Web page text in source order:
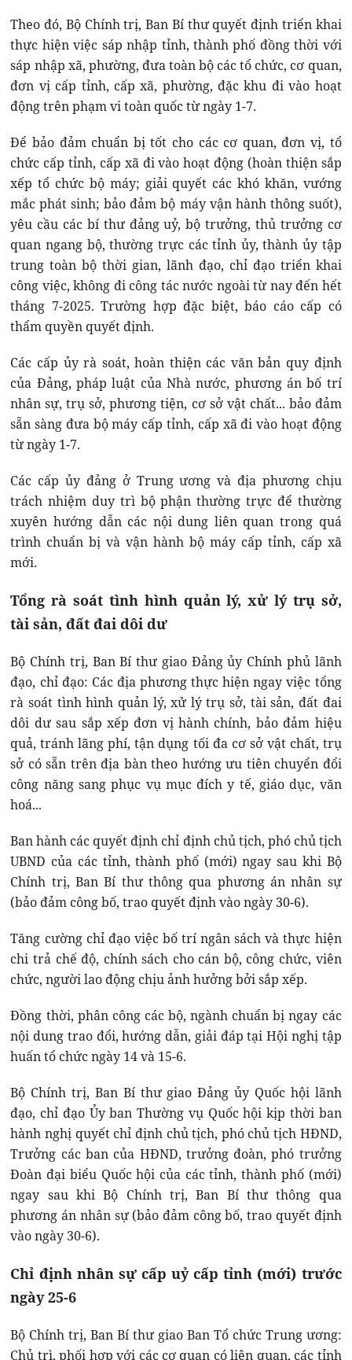
Theo đó, Bộ Chính trị, Ban Bí thư quyết định triển khai
thực hiện việc sáp nhập tỉnh, thành phố đồng thời với
sáp nhập xã, phường, đưa toàn bộ các tổ chức, cơ quan,
đơn vị cấp tỉnh, cấp xã, phường, đặc khu đi vào hoạt
động trên phạm vi toàn quốc từ ngày 1-7.
Để bảo đảm chuẩn bị tốt cho các cơ quan, đơn vị, tổ
chức cấp tỉnh, cấp xã đi vào hoạt động (hoàn thiện sắp
xếp tổ chức bộ máy; giải quyết các khó khăn, vướng
mắc phát sinh; bảo đảm bộ máy vận hành thông suốt),
yêu cầu các bí thư đảng uỷ, bộ trưởng, thủ trưởng cơ
quan ngang bộ, thường trực các tỉnh ủy, thành ủy tập
trung toàn bộ thời gian, lãnh đạo, chỉ đạo triển khai
công việc, không đi công tác nước ngoài từ nay đến hết
tháng 7-2025. Trường hợp đặc biệt, báo cáo cấp có
thẩm quyền quyết định.
Các cấp ủy rà soát, hoàn thiện các văn bản quy định
của Đảng, pháp luật của Nhà nước, phương án bố trí
nhân sự, trụ sở, phương tiện, cơ sở vật chất... bảo đảm
sẵn sàng đưa bộ máy cấp tỉnh, cấp xã đi vào hoạt động
từ ngày 1-7.
Các cấp ủy đảng ở Trung ương và địa phương chịu
trách nhiệm duy trì bộ phận thường trực để thường
xuyên hướng dẫn các nội dung liên quan trong quá
trình chuẩn bị và vận hành bộ máy cấp tỉnh, cấp xã
mới.
Tổng rà soát tình hình quản lý, xử lý trụ sở,
tài sản, đất đai dôi dư
Bộ Chính trị, Ban Bí thư giao Đảng ủy Chính phủ lãnh
đạo, chỉ đạo: Các địa phương thực hiện ngay việc tổng
rà soát tình hình quản lý, xử lý trụ sở, tài sản, đất đai
dôi dư sau sắp xếp đơn vị hành chính, bảo đảm hiệu
quả, tránh lãng phí, tận dụng tối đa cơ sở vật chất, trụ
sở có sẵn trên địa bàn theo hướng ưu tiên chuyển đổi
công năng sang phục vụ mục đích y tế, giáo dục, văn
hoá...
Ban hành các quyết định chỉ định chủ tịch, phó chủ tịch
UBND của các tỉnh, thành phố (mới) ngay sau khi Bộ
Chính trị, Ban Bí thư thông qua phương án nhân sự
(bảo đảm công bố, trao quyết định vào ngày 30-6).
Tăng cường chỉ đạo việc bố trí ngân sách và thực hiện
chi trả chế độ, chính sách cho cán bộ, công chức, viên
chức, người lao động chịu ảnh hưởng bởi sắp xếp.
Đồng thời, phân công các bộ, ngành chuẩn bị ngay các
nội dung trao đổi, hướng dẫn, giải đáp tại Hội nghị tập
huấn tổ chức ngày 14 và 15-6.
Bộ Chính trị, Ban Bí thư giao Đảng ủy Quốc hội lãnh
đạo, chỉ đạo Ủy ban Thường vụ Quốc hội kịp thời ban
hành nghị quyết chỉ định chủ tịch, phó chủ tịch HĐND,
Trưởng các ban của HĐND, trưởng đoàn, phó trưởng
Đoàn đại biểu Quốc hội của các tỉnh, thành phố (mới)
ngay sau khi Bộ Chính trị, Ban Bí thư thông qua
phương án nhân sự (bảo đảm công bố, trao quyết định
vào ngày 30-6).
Chỉ định nhân sự cấp uỷ cấp tỉnh (mới) trước
ngày 25-6
Bộ Chính trị, Ban Bí thư giao Ban Tổ chức Trung ương:
Chủ trì, phối hợp với các cơ quan có liên quan, các tỉnh